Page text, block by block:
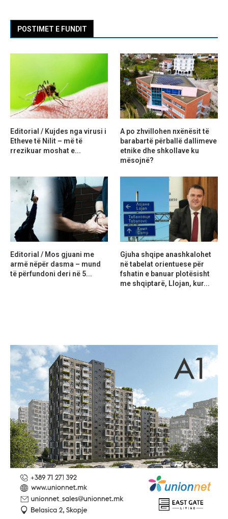
POSTIMET E FUNDIT
Editorial / Kujdes nga virusi i
Etheve të Nilit – më të
rrezikuar moshat e...
A po zhvillohen nxënësit të
barabartë përballë dallimeve
etnike dhe shkollave ku
mësojnë?
Editorial / Mos gjuani me
armë nëpër dasma – mund
të përfundoni deri në 5...
Gjuha shqipe anashkalohet
në tabelat orientuese për
fshatin e banuar plotësisht
me shqiptarë, Llojan, kur...